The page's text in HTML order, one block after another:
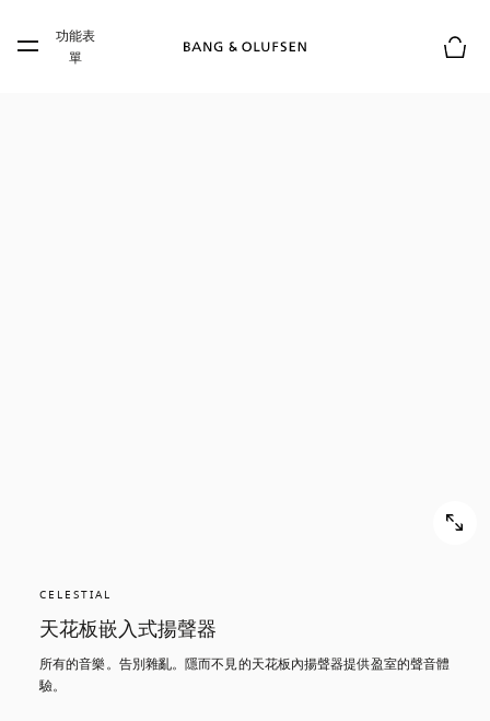
Skip to main footer
功能表
單
CELESTIAL
天花板嵌入式揚聲器
所有的音樂。告別雜亂。隱而不見的天花板內揚聲器提供盈室的聲音體
驗。